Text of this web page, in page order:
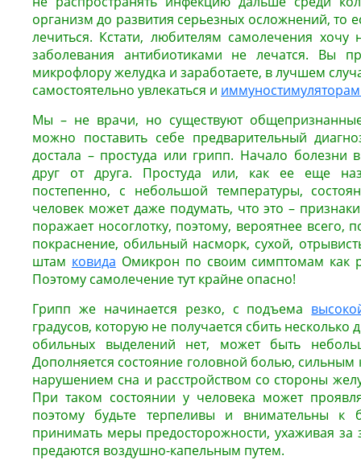
организм до развития серьезных осложнений, то
лечиться. Кстати, любителям самолечения хочу
заболевания антибиотиками не лечатся. Вы
микрофлору желудка и заработаете, в лучшем
самостоятельно увлекаться и
Мы – не врачи, но существуют
можно поставить себе предварительный
достала – простуда или грипп. Начало болезни в
друг от друга. Простуда или, как ее еще
постепенно, с небольшой температуры,
человек может даже подумать, что это –
поражает носоглотку, поэтому, вероятнее всего,
покраснение, обильный насморк, сухой,
штам ковида Омикрон по своим симптомам как
Поэтому самолечение тут крайне опасно!
Грипп же начинается резко, с подъема
градусов, которую не получается сбить несколько
обильных выделений нет, может быть
Дополняется состояние головной болью,
нарушением сна и расстройством со стороны
При таком состоянии у человека может
поэтому будьте терпеливы и внимательны к
принимать меры предосторожности, ухаживая
предаются воздушно-капельным путем.